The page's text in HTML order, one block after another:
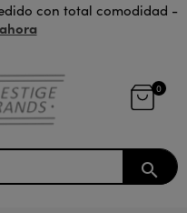
con total comodidad -
0
search